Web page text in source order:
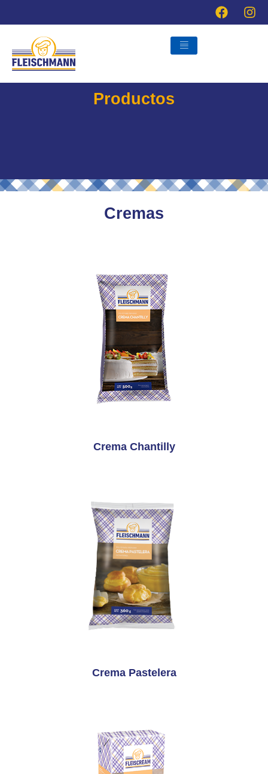
Productos
Cremas
Crema Chantilly
Crema Pastelera